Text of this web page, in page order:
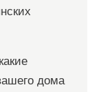
дома